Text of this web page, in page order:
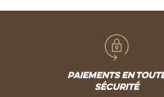
PAIEMENTS EN
SÉCURITÉ